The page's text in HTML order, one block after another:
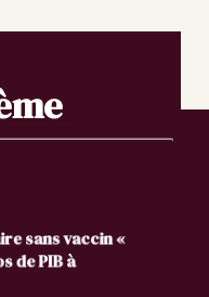
sans vaccin «
de PIB à